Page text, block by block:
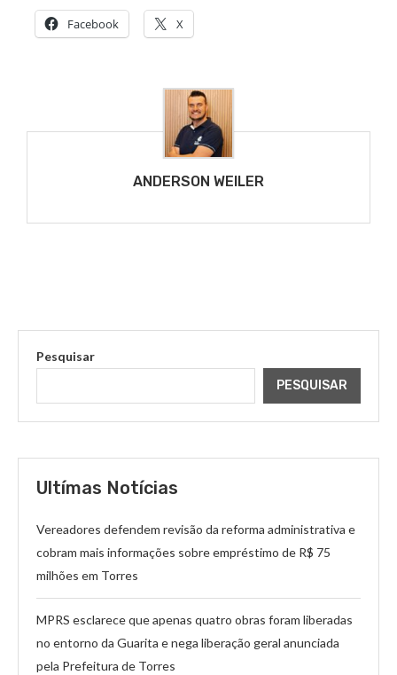
Facebook X
ANDERSON WEILER
Pesquisar
PESQUISAR
Ultímas Notícias
Vereadores defendem revisão da reforma administrativa e
cobram mais informações sobre empréstimo de R$ 75
milhões em Torres
MPRS esclarece que apenas quatro obras foram liberadas
no entorno da Guarita e nega liberação geral anunciada
pela Prefeitura de Torres